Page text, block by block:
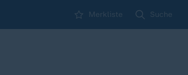
Merkliste Suche